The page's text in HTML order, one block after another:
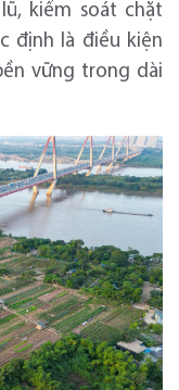
kiểm soát chặt
định là điều kiện
vững trong dài